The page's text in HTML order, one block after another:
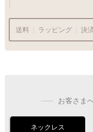
送料 ラッピング 決
プレゼント用でも安心
お客さま
ネックレス